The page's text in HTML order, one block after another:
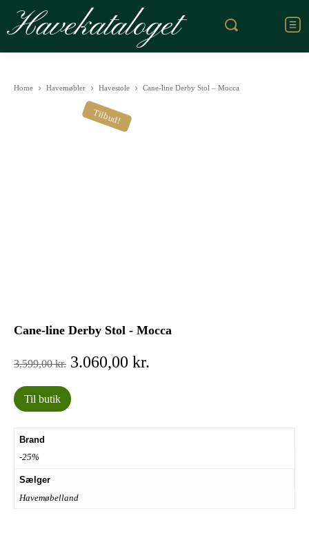
Havekataloget
Home Havemøbler Havestole Cane-line Derby Stol – Mocca
Tilbud!
Cane-line Derby Stol - Mocca
3.599,00kr. Den
oprindelige
pris
var:
3.060,00 kr.
Til butik
Brand
-25%
Sælger
Havemøbelland